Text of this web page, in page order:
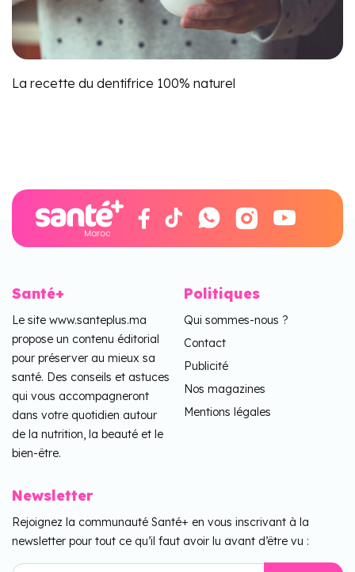
La recette du dentifrice 100% naturel
Santé+
Le site www.santeplus.ma
propose un contenu éditorial
pour préserver au mieux sa
santé. Des conseils et astuces
qui vous accompagneront
dans votre quotidien autour
de la nutrition, la beauté et le
bien-être.
Politiques
Qui sommes-nous ?
Contact
Publicité
Nos magazines
Mentions légales
Newsletter
Rejoignez la communauté Santé+ en vous inscrivant à la
newsletter pour tout ce qu’il faut avoir lu avant d’être vu :